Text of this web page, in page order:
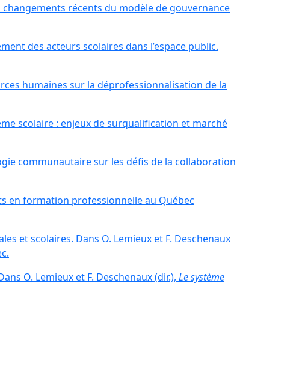
changements récents du modèle de gouvernance
des acteurs scolaires dans l’espace public.
humaines sur la déprofessionnalisation de la
scolaire : enjeux de surqualification et marché
communautaire sur les défis de la collaboration
en formation professionnelle au Québec
et scolaires. Dans O. Lemieux et F. Deschenaux
O. Lemieux et F. Deschenaux (dir.), Le système